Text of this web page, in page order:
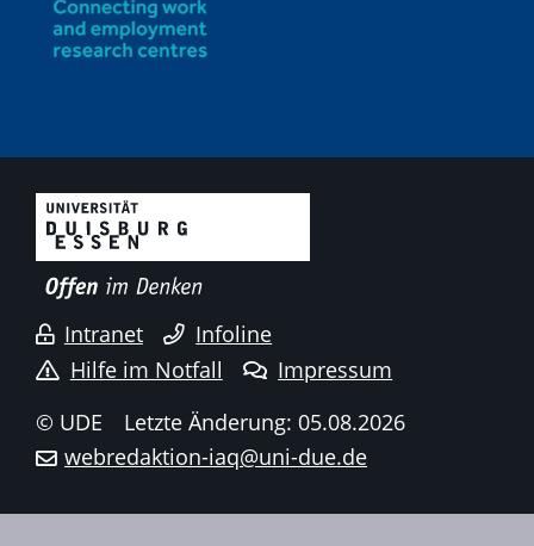
Intranet
Infoline
Hilfe im Notfall
Impressum
© UDE
Letzte Änderung: 05.08.2026
webredaktion-iaq@uni-due.de